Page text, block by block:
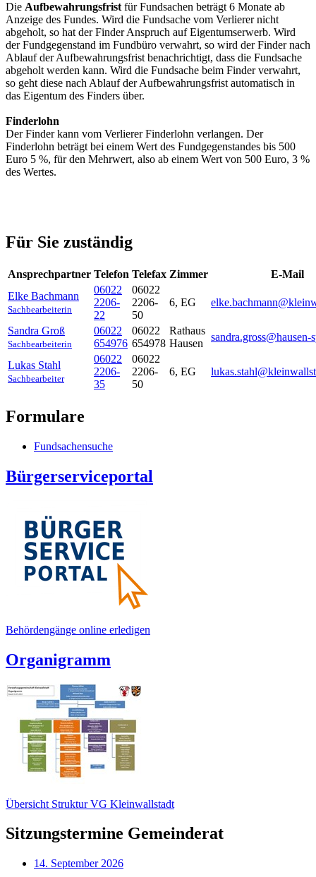
Die Aufbewahrungsfrist für Fundsachen beträgt 6 Monate ab
Anzeige des Fundes. Wird die Fundsache vom Verlierer nicht
abgeholt, so hat der Finder Anspruch auf Eigentumserwerb. Wird
der Fundgegenstand im Fundbüro verwahrt, so wird der Finder nach
Ablauf der Aufbewahrungsfrist benachrichtigt, dass die Fundsache
abgeholt werden kann. Wird die Fundsache beim Finder verwahrt,
so geht diese nach Ablauf der Aufbewahrungsfrist automatisch in
das Eigentum des Finders über.
Finderlohn
Der Finder kann vom Verlierer Finderlohn verlangen. Der
Finderlohn beträgt bei einem Wert des Fundgegenstandes bis 500
Euro 5 %, für den Mehrwert, also ab einem Wert von 500 Euro, 3 %
des Wertes.
Für Sie zuständig
Ansprechpartner Telefon Telefax Zimmer
E-Mail
Elke Bachmann
Sachbearbeiterin
06022
2206-
22
06022
2206-
50
6, EG
Sandra Groß
Sachbearbeiterin
06022
654976
06022
654978
Rathaus
Hausen
sandra.gross@hausen-
Lukas Stahl
Sachbearbeiter
06022
2206-
35
06022
2206-
50
6, EG
Formulare
Fundsachensuche
Bürgerserviceportal
Behördengänge online erledigen
Organigramm
Übersicht Struktur VG Kleinwallstadt
Sitzungstermine Gemeinderat
14. September 2026